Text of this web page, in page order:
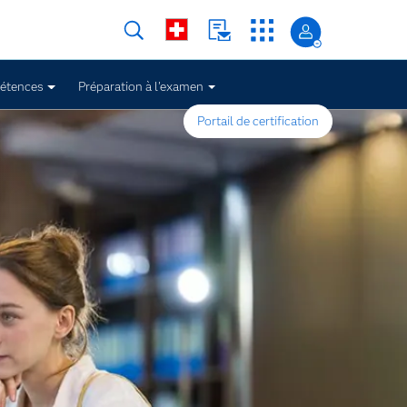
Préparation à l'examen
Portail de certification